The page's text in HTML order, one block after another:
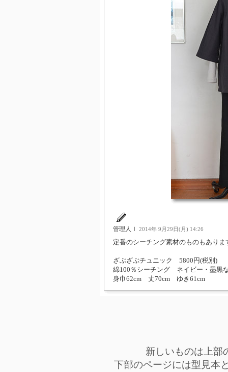
管理人Ｉ 2014年 9月29日(月) 14:26
定番のシーチング素材のものもありま
ざぶざぶチュニック 5800円(税別)
綿100％シーチング ネイビー・墨黒
身巾62cm 丈70cm ゆき61cm
新しいものは上部
下部のページには型見本